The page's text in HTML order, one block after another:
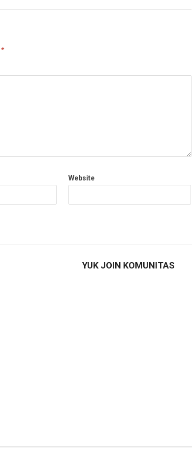
*
Website
YUK JOIN KOMUNITAS